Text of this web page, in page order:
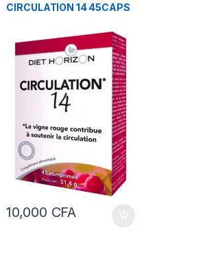
CIRCULATION 14 45CAPS
10,000 CFA